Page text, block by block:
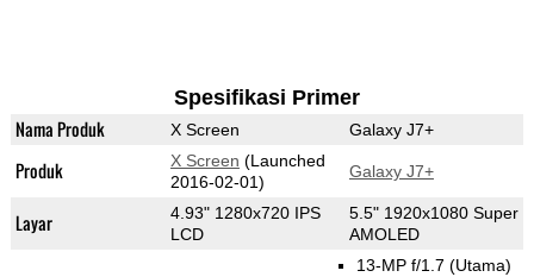
Spesifikasi Primer
Nama Produk X Screen Galaxy J7+
Produk X Screen (Launched
2016-02-01)
Galaxy J7+
Layar
4.93" 1280x720 IPS
LCD
5.5" 1920x1080 Super
AMOLED
13-MP f/1.7 (Utama)